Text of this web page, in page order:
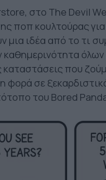
στο The Devil
ποπ κουλτούρας
ιδέα από το τι
που
φορά σε
του Bored